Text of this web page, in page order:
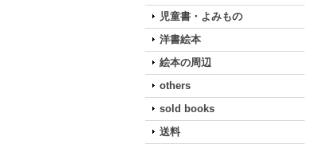
児童書・よみもの
洋書絵本
絵本の周辺
others
sold books
送料